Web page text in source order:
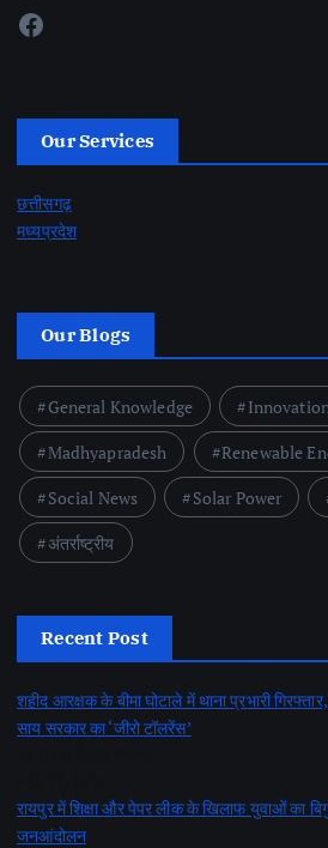
Facebook
Our Services
छत्तीसगढ़
मध्यप्रदेश
Our Blogs
General Knowledge
Madhyapradesh
Renewable
Social News
Solar Power
अंतर्राष्ट्रीय
Recent Post
शहीद आरक्षक के बीमा घोटाले में थाना प्रभारी
साय सरकार का ‘जीरो टॉलरेंस’
रायपुर में शिक्षा और पेपर लीक के खिलाफ युवाओं का
जनआंदोलन